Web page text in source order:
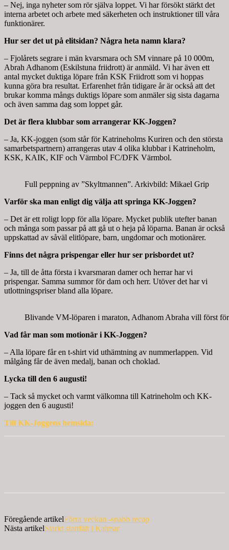
– Nej, inga nyheter som rör själva loppet. Vi har försökt stärkt det
interna arbetet och arbete med säkerheten och instruktioner till våra
funktionärer.
Hur ser det ut på elitsidan? Några heta namn klara?
– Fjolårets segrare i män kvarsmara och SM vinnare på 10 000m,
Abrah Adhanom (Eskilstuna friidrott) är anmäld. Vi har även ett
antal mycket duktiga löpare från KSK Friidrott som vi hoppas
kunna göra bra resultat. Erfarenhet från tidigare år är också att det
brukar komma mångs duktigs löpare som anmäler sig sista dagarna
och även samma dag som loppet går.
Det är flera klubbar som arrangerar KK-Joggen?
– Ja, KK-joggen (som står för Katrineholms Kuriren och den största
samarbetspartnern) arrangeras utav 4 olika klubbar i Katrineholm,
KSK, KAIK, KIF och Värmbol FC/DFK Värmbol.
Full peppning av ”Skyltmannen”. Arkivbild: Mikael Grip
Varför ska man enligt dig välja att springa KK-Joggen?
– Det är ett roligt lopp för alla löpare. Mycket publik utefter banan
och många som passar på att gå ut o heja på löparna. Banan är också
uppskattad av såväl elitlöpare, barn, ungdomar och motionärer.
Finns det några prispengar eller hur ser prisbordet ut?
– Ja, till de åtta första i kvarsmaran damer och herrar har vi
prispengar. Samma summor för dam och herr. Utöver det har vi
utlottningspriser bland alla löpare.
Blivande VM-löparen i maraton, Adhanom Abraha vill först
Vad får man som motionär i KK-Joggen?
– Alla löpare får en t-shirt vid uthämtning av nummerlappen. Vid
målgång får de även medalj, banan och choklad.
Lycka till den 6 augusti!
– Tack så mycket och varmt välkomna till Katrineholm och KK-
joggen den 6 augusti!
Till KK-Joggens hemsida:
Föregående artikelFörra veckan -snabb recap
Nästa artikelStarkt startfält i Kalmar